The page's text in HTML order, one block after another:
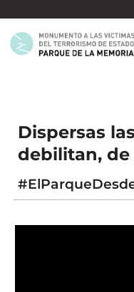
Dispersas
debilitan, de